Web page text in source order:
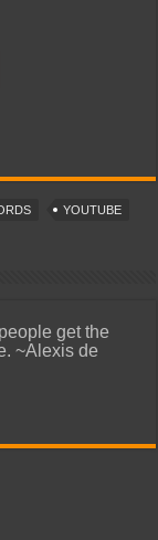
YOUTUBE
get the
~Alexis de